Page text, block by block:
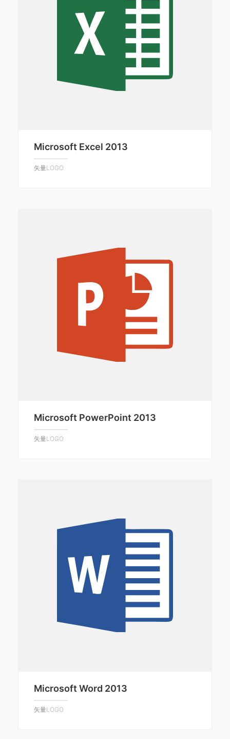
Microsoft Excel 2013
矢量LOGO
Microsoft PowerPoint 2013
矢量LOGO
Microsoft Word 2013
矢量LOGO